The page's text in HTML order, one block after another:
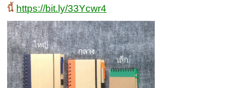
นี้ https://bit.ly/33Ycwr4